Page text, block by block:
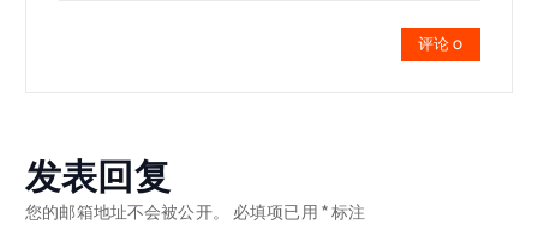
评论 0
发表回复
您的邮箱地址不会被公开。 必填项已用*标注